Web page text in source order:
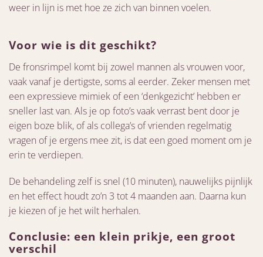
weer in lijn is met hoe ze zich van binnen voelen.
Voor wie is dit geschikt?
De fronsrimpel komt bij zowel mannen als vrouwen voor,
vaak vanaf je dertigste, soms al eerder. Zeker mensen met
een expressieve mimiek of een ‘denkgezicht’ hebben er
sneller last van. Als je op foto’s vaak verrast bent door je
eigen boze blik, of als collega’s of vrienden regelmatig
vragen of je ergens mee zit, is dat een goed moment om je
erin te verdiepen.
De behandeling zelf is snel (10 minuten), nauwelijks pijnlijk
en het effect houdt zo’n 3 tot 4 maanden aan. Daarna kun
je kiezen of je het wilt herhalen.
Conclusie: een klein prikje, een groot
verschil